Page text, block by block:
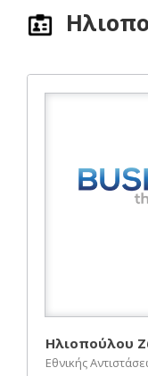
Ηλιοπούλου
Εθνικής